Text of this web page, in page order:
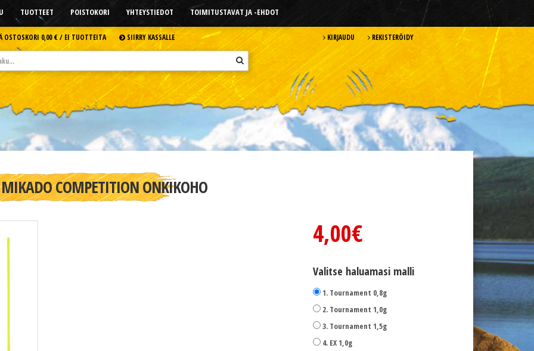
TUOTTEET POISTOKORI YHTEYSTIEDOT TOIMITUSTAVAT JA -EHDOT
OSTOSKORI 0,00 € /EI TUOTTEITA SIIRRY KASSALLE KIRJAUDU REKISTERÖIDY
MIKADO COMPETITION ONKIKOHO
4,00€
Valitse haluamasi malli
1. Tournament 0,8g
2. Tournament 1,0g
3. Tournament 1,5g
4. EX 1,0g